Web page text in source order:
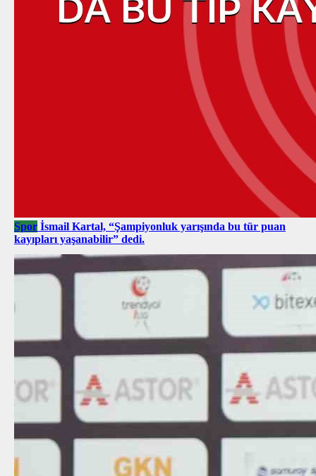
Spor İsmail Kartal, “Şampiyonluk yarışında bu tür puan
kayıpları yaşanabilir” dedi.